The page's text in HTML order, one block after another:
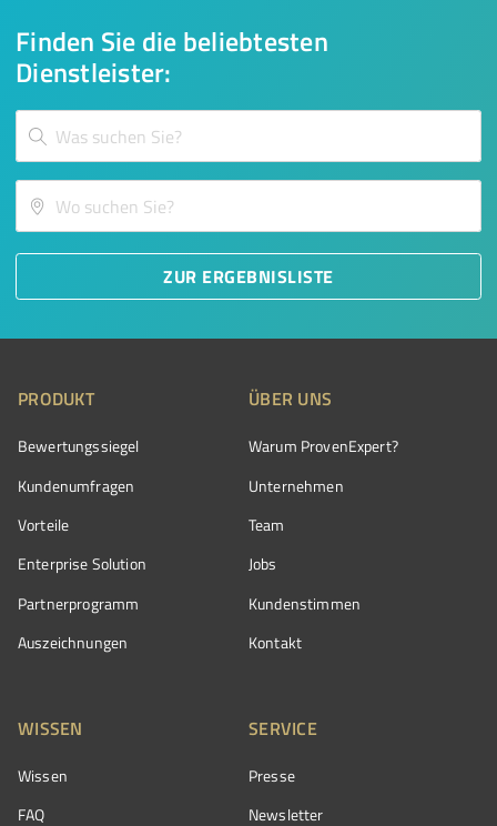
Finden Sie die beliebtesten
Dienstleister:
ZUR ERGEBNISLISTE
PRODUKT
Bewertungssiegel
Kundenumfragen
Vorteile
Enterprise Solution
Partnerprogramm
Auszeichnungen
ÜBER UNS
Warum ProvenExpert?
Unternehmen
Team
Jobs
Kundenstimmen
Kontakt
WISSEN
Wissen
FAQ
SERVICE
Presse
Newsletter